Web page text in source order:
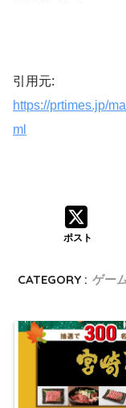
引用元:
https://prtimes.jp/
ml
ポスト
CATEGORY : ゲー